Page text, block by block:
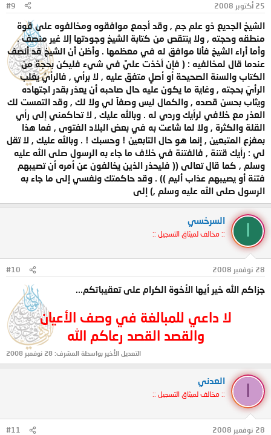
25 أكتوبر 2008 #9
الشيخ الجديع ذو علم جم , وقد أجمع موافقوه ومخالفوه على قوة
منطقه وحجته , ولا ينتقص من كتابة الشيخ وجودتها إلا غير منصف .
وأما أراء الشيخ فأنا موافق له في معظمها . وأظن أن الشيخ قد أنصف
عندما قال لمخالفيه : ( فإن أخذت عليَّ في شيء فليكن بحجة من
الكتاب والسنة الصحيحة أو أصلٍ متفق عليه , لا برأي , فالرأيُ يغلب
الرأيَ بحجته , وغاية ما يكون عليه حال صاحبه أن يعذر بقدر اجتهاده
ويثاب بحسن قصده , والكمال ليس وصفاً لي ولا لك , وقد التمست لك
العذر مع خلافي لرأيك وردي له . وبالله عليك , لا تحاكمني إلى رأي
القلة والكثرة , ولا لما شاعت به في بعض البلاد الفتوى , فما هذا
بمفزع المتبعين , إنما هو حال التابعين ! وحسبك ! . وبالله عليك , لا تقل
لي : رأيك قتنة , فالفتنة في خلاف ما جاء به الرسول صلى الله عليه
وسلم , كما قال تعالى (( فليحذر الذين يخالفون عن أمره أن تصيبهم
فتنة أو يصيبهم عذاب أليم )) . وقد حاكمتك ونفسي إلى ما جاء به
الرسول صلى الله عليه وسلم ,) إلى
السرخسي
:: مخالف لميثاق التسجيل ::
28 نوفمبر 2008 #10
جزاكم الله خير أيها الأخوة الكرام على تعقيباتكم...
لا داعي للمبالغة في وصف الأعيان
والقصد القصد رعاكم الله
التعديل الأخير بواسطة المشرف: 28 نوفمبر 2008
العدني
:: مخالف لميثاق التسجيل ::
28 نوفمبر 2008 #11